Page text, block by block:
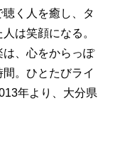
く人を癒し、タ
は笑顔になる。
は、心をからっぽ
。ひとたびライ
年より、大分県